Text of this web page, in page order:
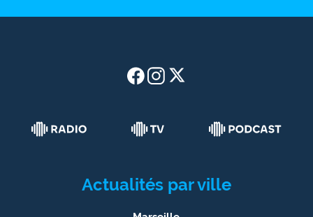
Actualités par ville